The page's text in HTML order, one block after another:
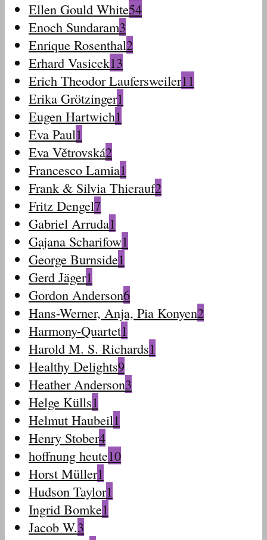
Ellen Gould White54
Enoch Sundaram3
Enrique Rosenthal2
Erhard Vasicek13
Erich Theodor Laufersweiler11
Erika Grötzinger1
Eugen Hartwich1
Eva Paul1
Eva Větrovská2
Francesco Lamia1
Frank & Silvia Thierauf2
Fritz Dengel7
Gabriel Arruda1
Gajana Scharifow1
George Burnside1
Gerd Jäger1
Gordon Anderson6
Hans-Werner, Anja, Pia Konyen2
Harmony-Quartet1
Harold M. S. Richards1
Healthy Delights9
Heather Anderson3
Helge Külls1
Helmut Haubeil1
Henry Stober4
hoffnung heute10
Horst Müller1
Hudson Taylor1
Ingrid Bomke1
Jacob W.3